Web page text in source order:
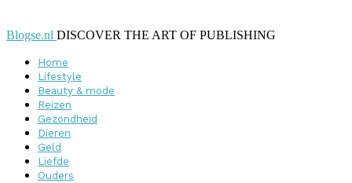
Blogse.nl DISCOVER THE ART OF PUBLISHING
Home
Lifestyle
Beauty & mode
Reizen
Gezondheid
Dieren
Geld
Liefde
Ouders